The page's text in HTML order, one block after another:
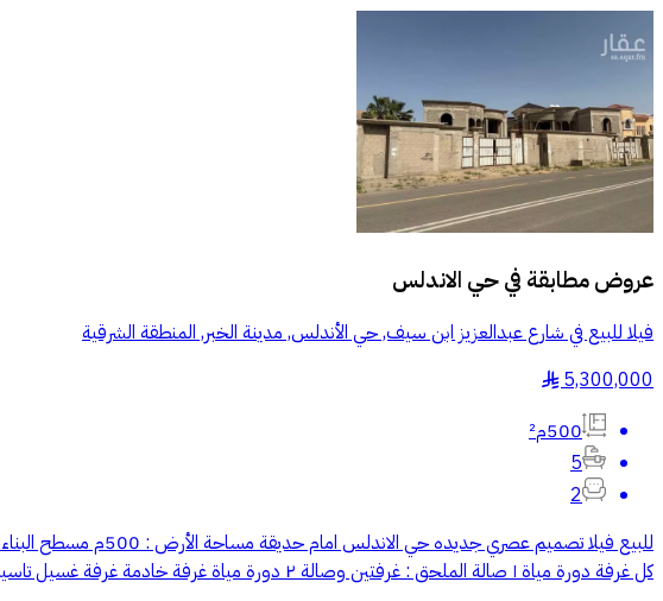
عروض مطابقة فيحي الاندلس
فيلا للبيع في شارع عبدالعزيز ابن سيف, حي الأندلس, مدينة الخبر, المنطقة الشرقية
5,300,000
§
500م²
5
2
كل غرفة دورة مياة ١ صالة الملحق : غرفتين وصالة ٢ دورة مياة غرفة خادمة غرفة غسيل تاسيس مصعد للمعاينة والاستفسار نرجو التواصل واتساب مؤسسة ديارنا للعقارات